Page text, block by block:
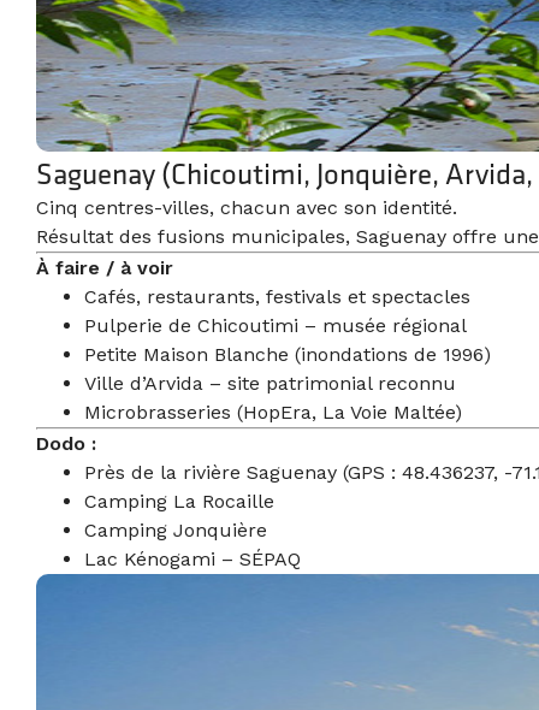
Saguenay (Chicoutimi, Jonquière,
Cinq centres-villes, chacun avec son identité.
Résultat des fusions municipales, Saguenay offre
À faire / à voir
Cafés, restaurants, festivals et spectacles
Pulperie de Chicoutimi – musée régional
Petite Maison Blanche (inondations de 1996)
Ville d’Arvida – site patrimonial reconnu
Microbrasseries (HopEra, La Voie Maltée)
Dodo :
Près de la rivière Saguenay (GPS : 48.436237, -
Camping La Rocaille
Camping Jonquière
Lac Kénogami – SÉPAQ